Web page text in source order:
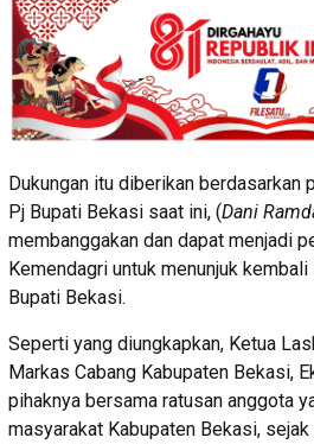
Dukungan itu diberikan berdasarkan
Pj Bupati Bekasi saat ini, (Dani
membanggakan dan dapat menjadi
Kemendagri untuk menunjuk
Bupati Bekasi.
Seperti yang diungkapkan, Ketua
Markas Cabang Kabupaten Bekasi,
pihaknya bersama ratusan anggota
masyarakat Kabupaten Bekasi,